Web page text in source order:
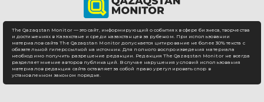
The Qazaqstan Monitor — это сайт, информирующий о событиях в сфере бизнеса, творчества
и достижениях в Казахстане и среди казахстанцев за рубежом. При использовании
материалов сайта The Qazaqstan Monitor допускается цитирование не более 30% текста с
обязательной гиперссылкой на источник. Для полного воспроизведения материала
необходимо получить разрешение редакции. Редакция The Qazaqstan Monitor не всегда
разделяет мнение авторов публикаций. В случае нарушения условий использования
материалов редакция сайта оставляет за собой право урегулировать спор в
установленном законом порядке.